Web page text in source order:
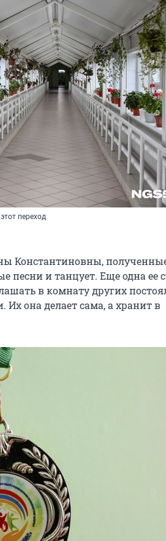
переход
Константиновны,
песни и танцует. Еще одна ее
в комнату других
она делает сама, а хранит в